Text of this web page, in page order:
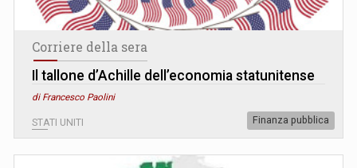
Corriere della sera
Il tallone d’Achille dell’economia statunitense
di Francesco Paolini
STATI UNITI Finanza pubblica